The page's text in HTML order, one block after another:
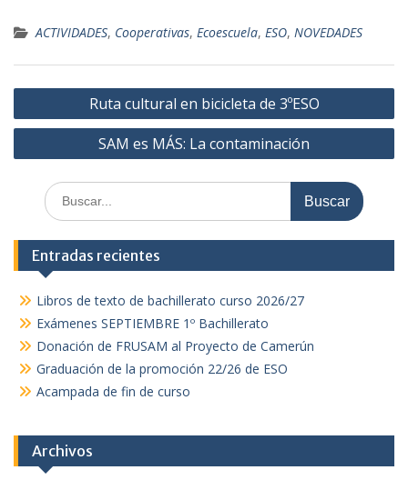
ACTIVIDADES, Cooperativas, Ecoescuela, ESO, NOVEDADES
Navegación
de
Ruta cultural en bicicleta de 3ºESO
SAM es MÁS: La contaminación
Buscar:
Entradas recientes
Libros de texto de bachillerato curso 2026/27
Exámenes SEPTIEMBRE 1º Bachillerato
Donación de FRUSAM al Proyecto de Camerún
Graduación de la promoción 22/26 de ESO
Acampada de fin de curso
Archivos